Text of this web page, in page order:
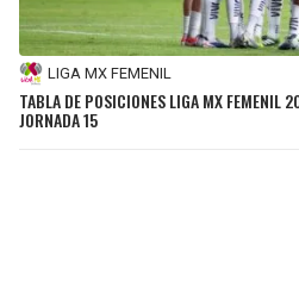
LIGA MX FEMENIL
TABLA DE POSICIONES LIGA MX FEMENIL
JORNADA 15